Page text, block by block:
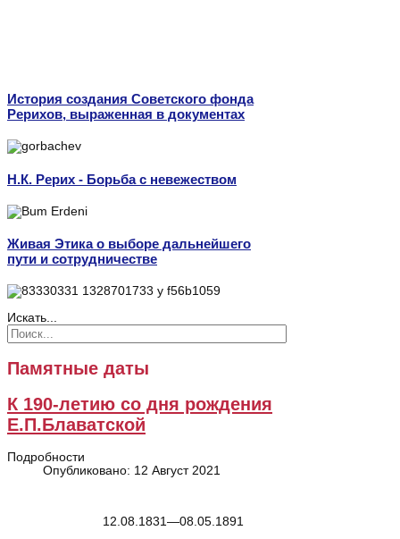
История создания Советского фонда
Рерихов, выраженная в документах
Н.К. Рерих - Борьба с невежеством
Живая Этика о выборе дальнейшего
пути и сотрудничестве
Искать...
Памятные даты
К 190-летию со дня рождения
Е.П.Блаватской
Подробности
Опубликовано: 12 Август 2021
12.08.1831—08.05.1891